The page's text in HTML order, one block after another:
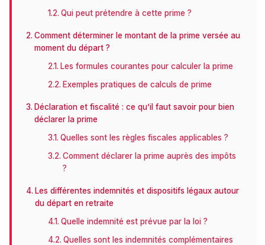
Qui peut prétendre à cette prime ?
Comment déterminer le montant de la prime versée au
moment du départ ?
Les formules courantes pour calculer la prime
Exemples pratiques de calculs de prime
Déclaration et fiscalité : ce qu’il faut savoir pour bien
déclarer la prime
Quelles sont les règles fiscales applicables ?
Comment déclarer la prime auprès des impôts
?
Les différentes indemnités et dispositifs légaux autour
du départ en retraite
Quelle indemnité est prévue par la loi ?
Quelles sont les indemnités complémentaires